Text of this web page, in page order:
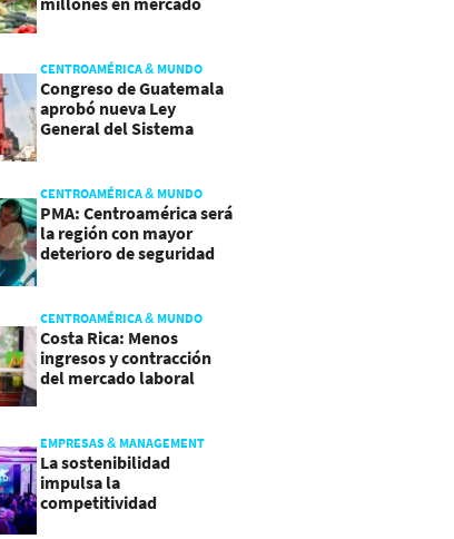
CENTROAMÉRICA & MUNDO
Congreso de Guatemala
aprobó nueva Ley
General del Sistema
CENTROAMÉRICA & MUNDO
PMA: Centroamérica será
la región con mayor
deterioro de seguridad
CENTROAMÉRICA & MUNDO
Costa Rica: Menos
ingresos y contracción
del mercado laboral
EMPRESAS & MANAGEMENT
La sostenibilidad
impulsa la
competitividad